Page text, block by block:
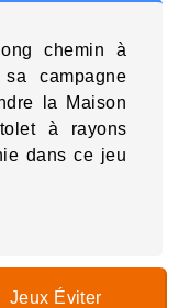
chemin à
campagne
la Maison
à rayons
dans ce jeu
Jeux Éviter